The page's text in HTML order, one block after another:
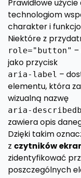
Prawidłowe
technologiom
charakter i
Niektóre z
role="button"
jako przycisk
aria-label –
elementu, która
wizualną nazwę
aria-
zawiera opis
Dzięki takim
z czytników
zidentyfikować
poszczególnych